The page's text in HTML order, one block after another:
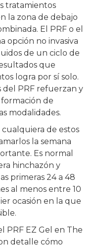
tratamientos
la zona de debajo
El PRF o el
opción no invasiva
de un ciclo de
que
logra por sí solo.
del PRF refuerzan y
de
modalidades.
cualquiera de estos
la semana
Es normal
hinchazón y
primeras 24 a 48
al menos entre 10
ocasión en la que
PRF EZ Gel en The
detalle cómo